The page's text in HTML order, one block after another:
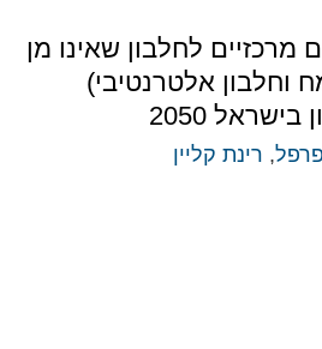
מרכזיים לחלבון שאינו מן
וחלבון אלטרנטיבי)
2050
, רינת קליין